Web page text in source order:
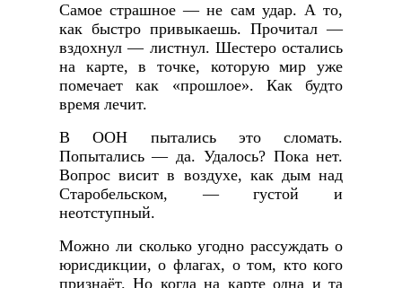
Самое страшное — не сам удар. А то,
как быстро привыкаешь. Прочитал —
вздохнул — листнул. Шестеро остались
на карте, в точке, которую мир уже
помечает как «прошлое». Как будто
время лечит.
В ООН пытались это сломать.
Попытались — да. Удалось? Пока нет.
Вопрос висит в воздухе, как дым над
Старобельском, — густой и
неотступный.
Можно ли сколько угодно рассуждать о
юрисдикции, о флагах, о том, кто кого
признаёт. Но когда на карте одна и та